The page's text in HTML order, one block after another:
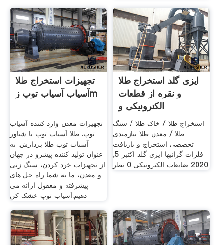
تجهیزات استخراج طلا
آسیاب آسیاب توپ زm
تجهیزات معدن وارد کننده آسیاب
توپ. طلا آسیاب توپ با شناور
آسیاب توپ طلا پردازش. به
عنوان تولید کننده پیشرو در جهان
از تجهیزات خرد کردن، سنگ زنی
و معدن، ما به شما راه حل های
پیشرفته و معقول ارائه می
دهیم.آسیاب توپ خشک کن
ایزی گلد استخراج طلا
و نقره از قطعات
الکترونیکی و
استخراج طلا / خاک طلا / سنگ
طلا / معدن طلا نیازمندی
تخصصی استخراج و بازیافت
فلزات گرانبها ایزی گلد اکتبر 5,
2020 ضایعات الکترونیکی 0 نظر